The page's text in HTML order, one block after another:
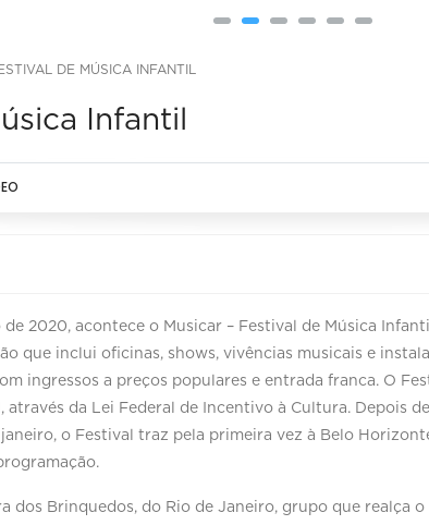
DE MÚSICA INFANTIL
Infantil
2020, acontece o Musicar – Festival de Música
que inclui oficinas, shows, vivências musicais e
ingressos a preços populares e entrada franca. O
da Lei Federal de Incentivo à Cultura. Depois de
o Festival traz pela primeira vez à Belo
dos Brinquedos, do Rio de Janeiro, grupo que realça o